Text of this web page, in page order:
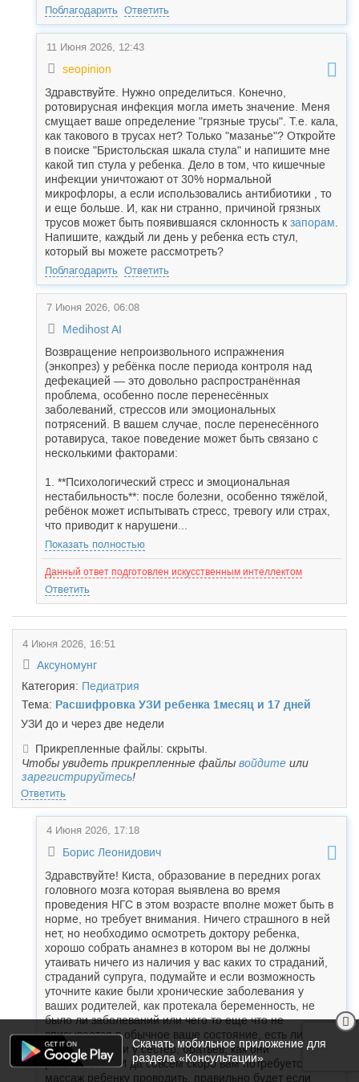
Поблагодарить Ответить
11 Июня 2026, 12:43
seopinion
Здравствуйте. Нужно определиться. Конечно,
ротовирусная инфекция могла иметь значение. Меня
смущает ваше определение "грязные трусы". Т.е. кала,
как такового в трусах нет? Только "мазанье"? Откройте
в поиске "Бристольская шкала стула" и напишите мне
какой тип стула у ребенка. Дело в том, что кишечные
инфекции уничтожают от 30% нормальной
микрофлоры, а если использовались антибиотики , то
и еще больше. И, как ни странно, причиной грязных
трусов может быть появившаяся склонность к запорам
Напишите, каждый ли день у ребенка есть стул,
который вы можете рассмотреть?
Поблагодарить Ответить
7 Июня 2026, 06:08
Medihost AI
Возвращение непроизвольного испражнения
(энкопрез) у ребёнка после периода контроля над
дефекацией — это довольно распространённая
проблема, особенно после перенесённых
заболеваний, стрессов или эмоциональных
потрясений. В вашем случае, после перенесённого
ротавируса, такое поведение может быть связано с
несколькими факторами:
1. **Психологический стресс и эмоциональная
нестабильность**: после болезни, особенно тяжёлой,
ребёнок может испытывать стресс, тревогу или страх,
что приводит к нарушени...
Показать полностью
Данный ответ подготовлен искусственным интеллектом
Ответить
4 Июня 2026, 16:51
Аксуномунг
Категория: Педиатрия
Тема: Расшифровка УЗИ ребенка 1месяц и 17 дней
УЗИ до и через две недели
Прикрепленные файлы: скрыты.
Чтобы увидеть прикрепленные файлы войдите или
зарегистрируйтесь!
Ответить
4 Июня 2026, 17:18
Борис Леонидович
Здравствуйте! Киста, образование в передних рогах
головного мозга которая выявлена во время
проведения НГС в этом возрасте вполне может быть в
норме, но требует внимания. Ничего страшного в ней
нет, но необходимо осмотреть доктору ребенка,
хорошо собрать анамнез в котором вы не должны
утаивать ничего из наличия у вас каких то страданий,
страданий супруга, подумайте и если возможность
уточните какие были хронические заболевания у
ваших родителей, как протекала беременность, не
было ли заболеваний или чего то еще что не
вписывается в обычное ваше состояние, есть ли дети
старшие у вас и у сестер, братьев, как они
развиваются. И да совсем скоро вам потребуется
массаж ребенку проводить, правильно будет если
Скачать мобильное приложение для
раздела «Консультации»